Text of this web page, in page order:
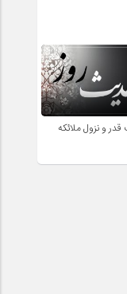
و نزول ملائکه